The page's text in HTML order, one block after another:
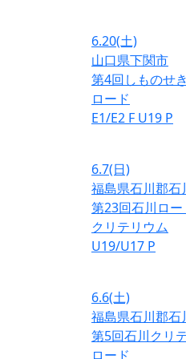
6.20(土)
山口県下関市
第4回しものせ
ロード
E1/E2 F U19 P
6.7(日)
福島県石川郡石
第23回石川ロー
クリテリウム
U19/U17 P
6.6(土)
福島県石川郡石
第5回石川クリ
ロード